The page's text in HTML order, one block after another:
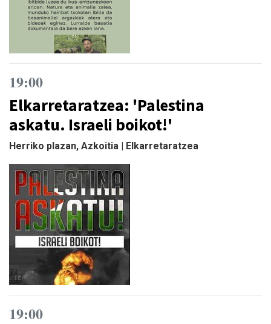
19:00
Elkarretaratzea: 'Palestina
askatu. Israeli boikot!'
Herriko plazan, Azkoitia | Elkarretaratzea
19:00